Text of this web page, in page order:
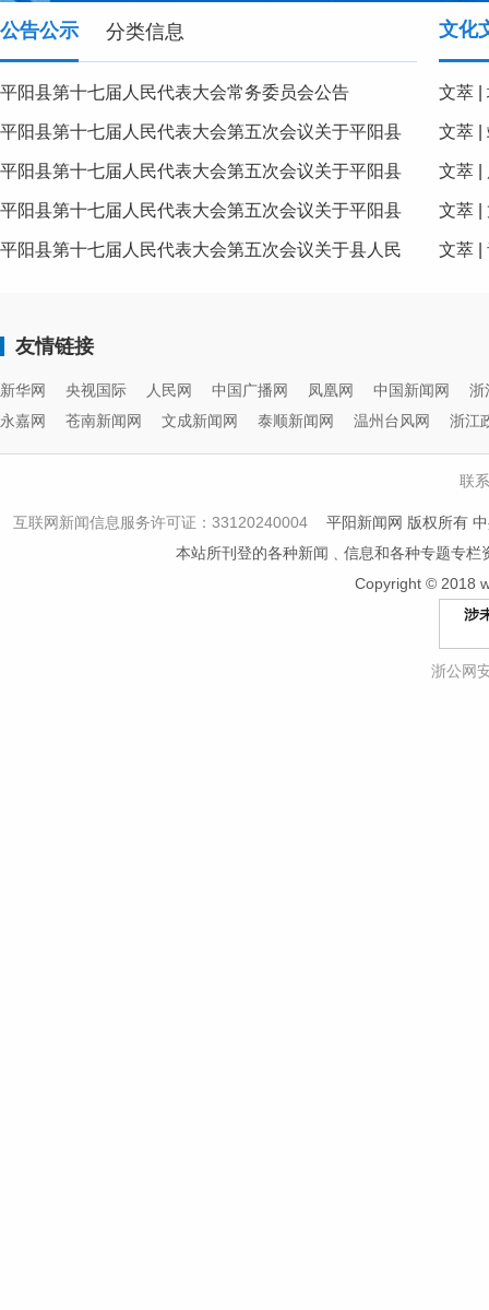
公告公示 分类信息
平阳县第十七届人民代表大会常务委员会公告
平阳县第十七届人民代表大会第五次会议关于平阳县
国民经济和社会发展第十五个五年规划纲要的决议
平阳县第十七届人民代表大会第五次会议关于平阳县
2025年国民经济和社会发展计划执行情况与2026年国
民经济和社会发展计划的决议
平阳县第十七届人民代表大会第五次会议关于平阳县
2025年全县和县本级预算执行情况及2026年全县和县
平阳县第十七届人民代表大会第五次会议关于县人民
文化
文萃 |
文萃 |
文萃 |
文萃 |
文萃 |
友情链接
新华网 央视国际 人民网 中国广播网 凤凰网 中国新闻网
浙
永嘉网
苍南新闻网 文成新闻网 泰顺新闻网 温州台风网 浙江
联
互联网新闻信息服务许可证：33120240004
平阳新闻网 版权所有
本站所刊登的各种新闻﹑信息和各种专题专
Copyright © 2018
浙公网